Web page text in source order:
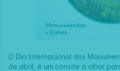
O Dia Internacional dos
de abril, é um convite a olhar